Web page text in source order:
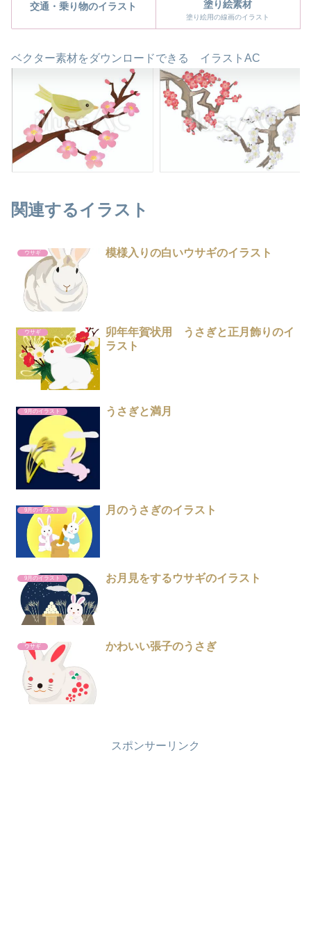
交通・乗り物のイラスト 塗り絵素材
塗り絵用の線画のイラスト
ベクター素材をダウンロードできる イラストAC
関連するイラスト
ウサギ 模様入りの白いウサギのイラスト
ウサギ
卯年年賀状用 うさぎと正月飾りのイ
ラスト
9月のイラスト うさぎと満月
9月のイラスト 月のうさぎのイラスト
9月のイラスト お月見をするウサギのイラスト
ウサギ かわいい張子のうさぎ
スポンサーリンク